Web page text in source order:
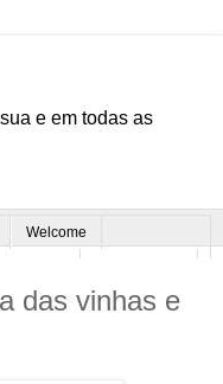
e em todas as
Welcome
vovó Mais
das vinhas e